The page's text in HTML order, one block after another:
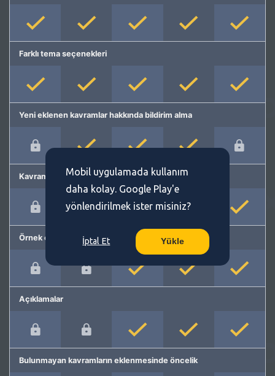
Farklı tema seçenekleri
Yeni eklenen kavramlar hakkında bildirim alma
Kavram önerme
Örnek cümleler
Açıklamalar
Bulunmayan kavramların eklenmesinde öncelik
Mobil uygulamada kullanım
daha kolay. Google Play'e
yönlendirilmek ister misiniz?
İptal Et Yükle